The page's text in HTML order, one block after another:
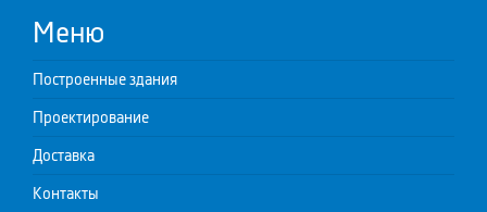
Меню
Построенные здания
Проектирование
Доставка
Контакты